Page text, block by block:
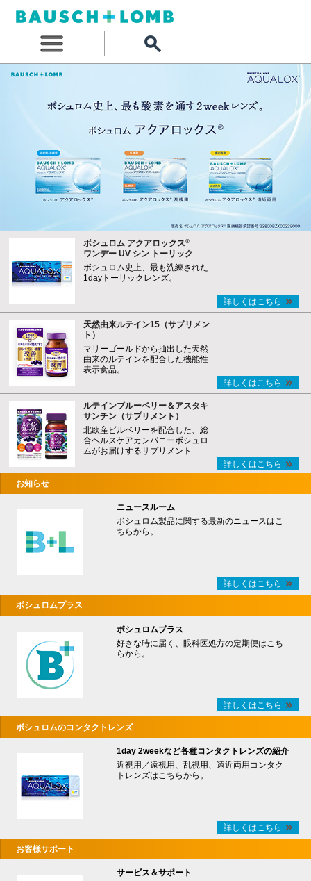
ボシュロム アクアロックス®
ワンデー UV シン トーリック
ボシュロム史上、最も洗練された
1dayトーリックレンズ。
詳しくはこちら
天然由来ルテイン15（サプリメン
ト）
マリーゴールドから抽出した天然
由来のルテインを配合した機能性
表示食品。
詳しくはこちら
ルテインブルーベリー＆アスタキ
サンチン（サプリメント）
北欧産ビルベリーを配合した、総
合ヘルスケアカンパニーボシュロ
ムがお届けするサプリメント
詳しくはこちら
お知らせ
ニュースルーム
ボシュロム製品に関する最新のニュースはこ
ちらから。
詳しくはこちら
ボシュロムプラス
ボシュロムプラス
好きな時に届く、眼科医処方の定期便はこち
らから。
詳しくはこちら
ボシュロムのコンタクトレンズ
1day 2weekなど各種コンタクトレンズの紹介
近視用／遠視用、乱視用、遠近両用コンタク
トレンズはこちらから。
詳しくはこちら
お客様サポート
サービス＆サポート